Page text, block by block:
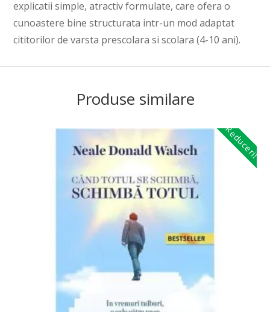
explicatii simple, atractiv formulate, care ofera o
cunoastere bine structurata intr-un mod adaptat
cititorilor de varsta prescolara si scolara (4-10 ani).
Produse similare
Reduceri!